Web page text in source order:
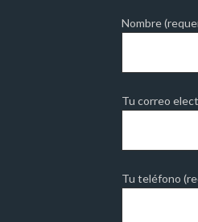
Nombre
Tu correo
Tu teléfono